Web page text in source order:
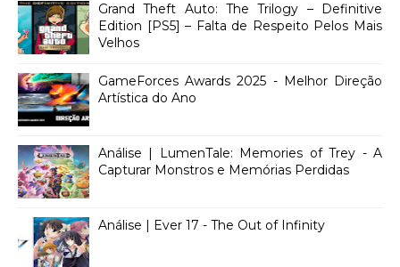
Grand Theft Auto: The Trilogy – Definitive
Edition [PS5] – Falta de Respeito Pelos Mais
Velhos
GameForces Awards 2025 - Melhor Direção
Artística do Ano
Análise | LumenTale: Memories of Trey - A
Capturar Monstros e Memórias Perdidas
Análise | Ever 17 - The Out of Infinity